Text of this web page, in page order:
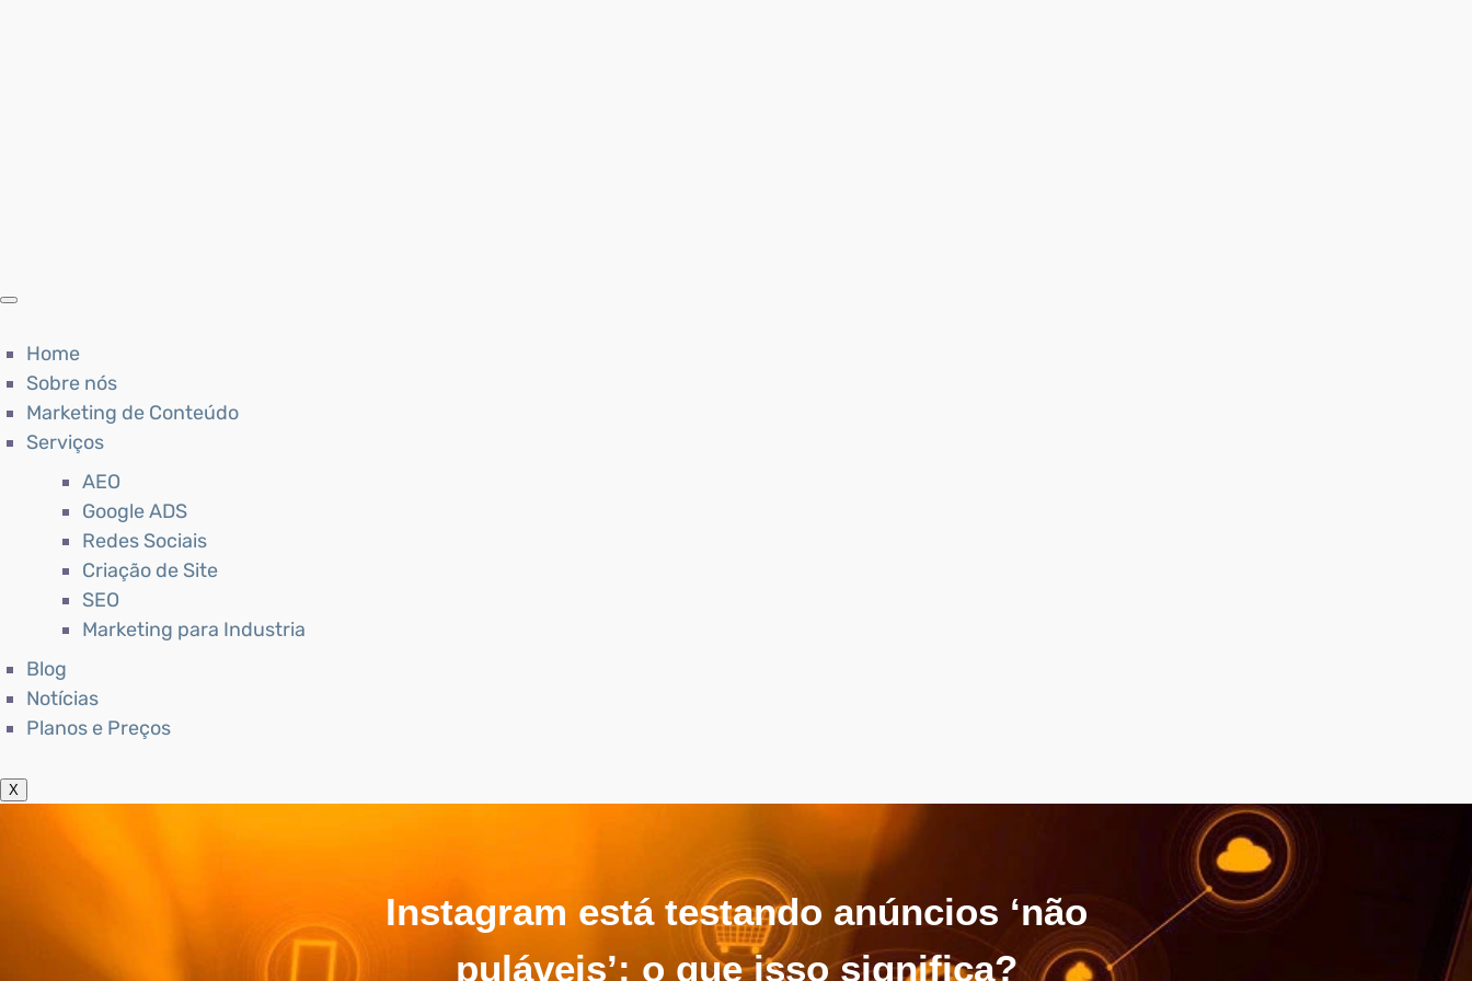
Home
Sobre nós
Marketing de Conteúdo
Serviços
AEO
Google ADS
Redes Sociais
Criação de Site
SEO
Marketing para Industria
Blog
Notícias
Planos e Preços
X
Instagram está testando anúncios ‘não
puláveis’: o que isso significa?